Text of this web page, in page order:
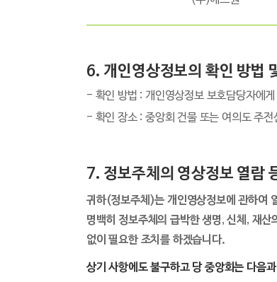
6. 개인영상정보의 확인 방법
- 확인 방법 : 개인영상정보 보호담당자에
- 확인 장소 : 중앙회 건물 또는 여의도 주전
7. 정보주체의 영상정보 열람
귀하(정보주체)는 개인영상정보에 관하여
명백히 정보주체의 급박한 생명, 신체, 재
없이 필요한 조치를 하겠습니다.
상기 사항에도 불구하고 당 중앙회는 다음